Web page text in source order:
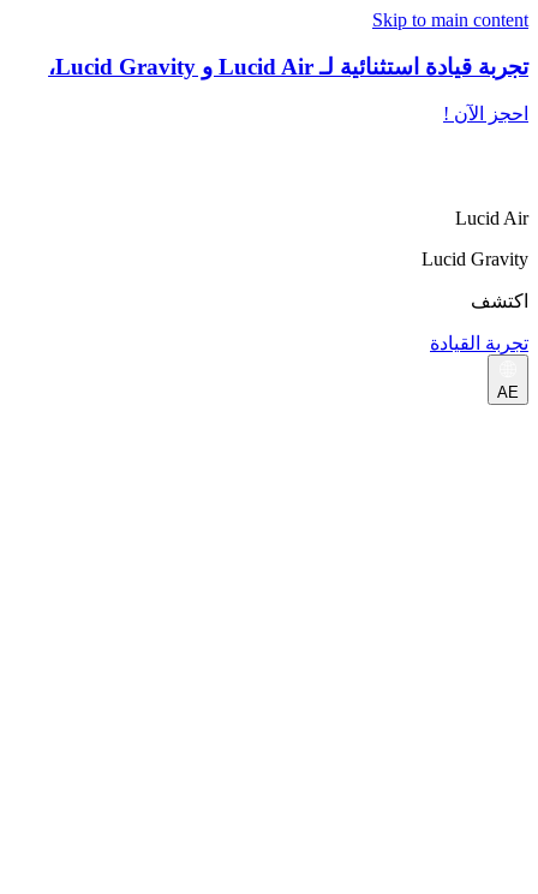
Skip to main content
تجربة قيادة استثنائية لـ Lucid Air و Lucid Gravity،
احجز الآن !
Lucid Air
Lucid Gravity
اكتشف
تجربة القيادة
AE